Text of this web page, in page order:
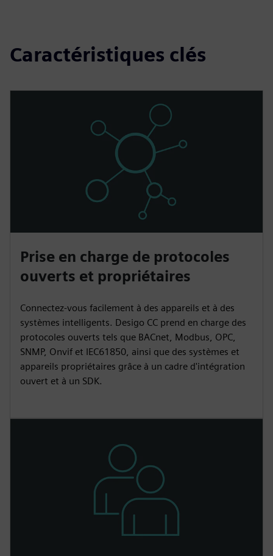
Caractéristiques clés
Prise en charge de protocoles
ouverts et propriétaires
Connectez-vous facilement à des appareils et à des
systèmes intelligents. Desigo CC prend en charge des
protocoles ouverts tels que BACnet, Modbus, OPC,
SNMP, Onvif et IEC61850, ainsi que des systèmes et
appareils propriétaires grâce à un cadre d'intégration
ouvert et à un SDK.